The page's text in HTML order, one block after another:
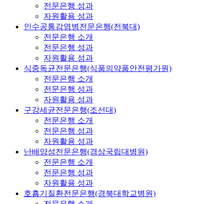
전문은행 성과
자원활용 성과
인수공통감염병전문은행(전북대)
전문은행 소개
전문은행 성과
자원활용 성과
식중독균전문은행(식품의약품안전평가원)
전문은행 소개
전문은행 성과
자원활용 성과
구강세균전문은행(조선대)
전문은행 소개
전문은행 성과
자원활용 성과
난배양성전문은행(경상국립대병원)
전문은행 소개
전문은행 성과
자원활용 성과
호흡기질환전문은행(경북대학교병원)